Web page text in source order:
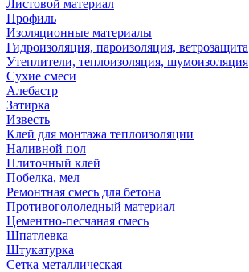
Листовой материал
Профиль
Изоляционные материалы
Гидроизоляция, пароизоляция, ветрозащита
Утеплители, теплоизоляция, шумоизоляция
Сухие смеси
Алебастр
Затирка
Известь
Клей для монтажа теплоизоляции
Наливной пол
Плиточный клей
Побелка, мел
Ремонтная смесь для бетона
Противогололедный материал
Цементно-песчаная смесь
Шпатлевка
Штукатурка
Сетка металлическая